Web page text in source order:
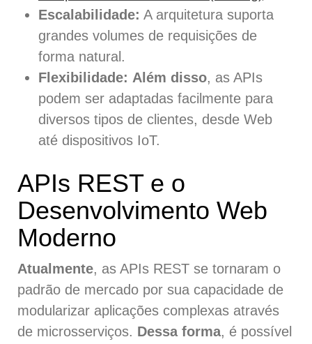
Escalabilidade: A arquitetura suporta
grandes volumes de requisições de
forma natural.
Flexibilidade: Além disso, as APIs
podem ser adaptadas facilmente para
diversos tipos de clientes, desde Web
até dispositivos IoT.
APIs REST e o
Desenvolvimento Web
Moderno
Atualmente, as APIs REST se tornaram o
padrão de mercado por sua capacidade de
modularizar aplicações complexas através
de microsserviços. Dessa forma, é possível